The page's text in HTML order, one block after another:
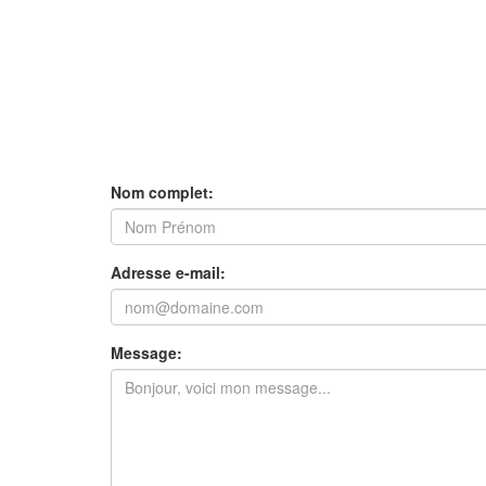
Nom complet:
Adresse e-mail:
Message: